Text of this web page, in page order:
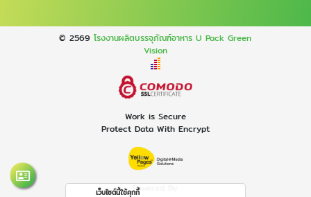
© 2569โรงงานผลิตบรรจุภัณฑ์อาหาร U Pack Green
Vision
Work is Secure
Protect Data With Encrypt
Powered By
เว็บไซต์นี้ใช้คุกกี้